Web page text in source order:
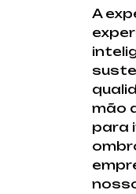
A
mão
para